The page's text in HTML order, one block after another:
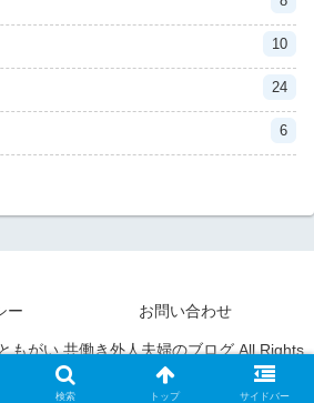
10
24
6
ー お問い合わせ
もがい 共働き外人夫婦のブログ All Rights
Reserved.
検索 トップ サイドバー